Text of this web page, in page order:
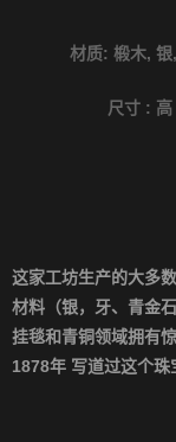
材质: 椴木,
尺寸 :
这家工坊生产的大多
材料（银，牙、青金石
挂毯和青铜领域拥有
1878年 写道过这个珠